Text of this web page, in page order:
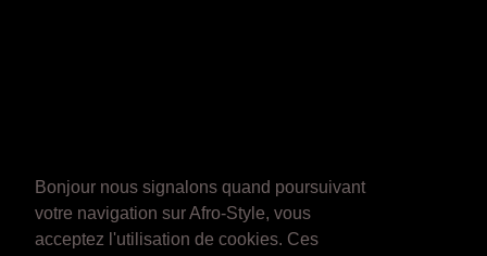
Bonjour nous signalons quand poursuivant
votre navigation sur Afro-Style, vous
acceptez l'utilisation de cookies. Ces